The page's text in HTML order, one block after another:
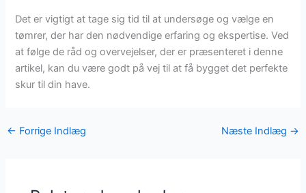
Det er vigtigt at tage sig tid til at undersøge og vælge en
tømrer, der har den nødvendige erfaring og ekspertise. Ved
at følge de råd og overvejelser, der er præsenteret i denne
artikel, kan du være godt på vej til at få bygget det perfekte
skur til din have.
← Forrige Indlæg Næste Indlæg →